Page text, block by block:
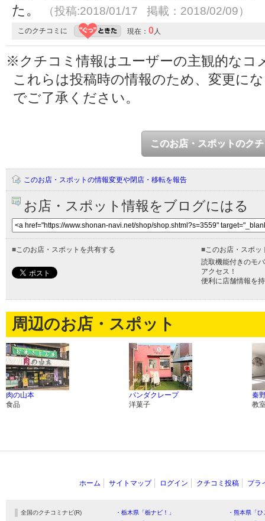
た。
（投稿:2018/01/17 掲載：2018/02/09）
このクチコミに 現在： 0人
※クチコミ情報はユーザーの主観的なコ
これらは投稿時の情報のため、変更に
でご了承ください。
このお店・スポットのク
このお店・スポットの情報変更や閉店・移転を報告
お店・スポット情報をブログにはる
■このお店・スポットを共有する ■このお店・スポッ
読取機能付きのモ
アクセス！
便利に店舗情報を
周辺のお店・スポット
肉の山本
食品
パンダクレープ
洋菓子
秦
教
ホーム サイトマップ ログイン クチコミ投稿 プラ
全国のクチコミナビ(R) ・栃木県「栃ナビ！」
・熊本県「